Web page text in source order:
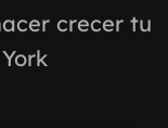
crecer tu